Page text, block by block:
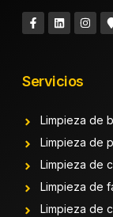
Servicios
Limpieza de
Limpieza de
Limpieza de
Limpieza de
Limpieza de